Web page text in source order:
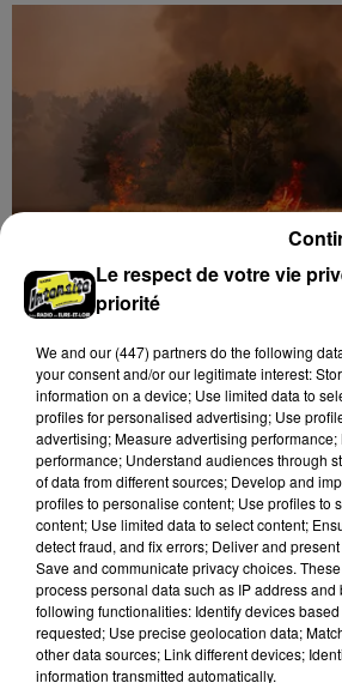
Incrustation de déchets,
hausse des incivilités, la mairie de
hausse...
Loir-et-Cher : un pyromane
au sang-froid des...
Samedi 25 juillet, plus d'une
champs et de sous-bois ont été
secteur de Fontaine-les-Côteaux,
Grâce...
A LA UNE
Le respect de votre vie
priorité
We and our (447) partnersdo the following
your consent and/or our legitimate interest:
information on a device; Use limited data to
profiles for personalised advertising; Use
advertising; Measure advertising
performance; Understand audiences through
of data from different sources; Develop and
profiles to personalise content; Use profiles to
content; Use limited data to select content;
detect fraud, and fix errors; Deliver and
Save and communicate privacy choices.
process personal data such as IP address and
following functionalities: Identify devices
requested; Use precise geolocation data;
other data sources; Link different devices;
information transmitted automatically.